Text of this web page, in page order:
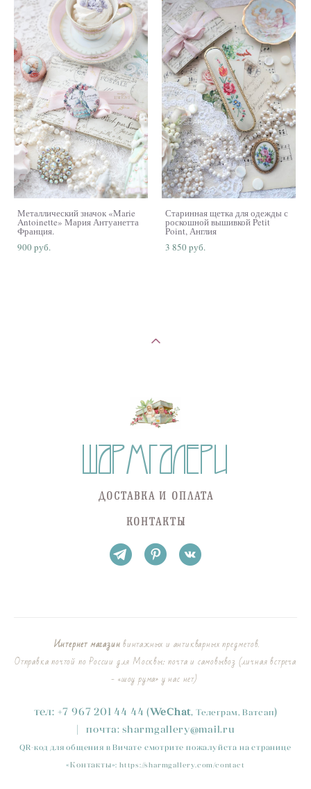
Металлический значок «Marie
Antoinette» Мария Антуанетта
Франция.
900 pуб.
Старинная щетка для одежды с
роскошной вышивкой Petit
Point, Англия
3 850 pуб.
ДОСТАВКА И ОПЛАТА
КОНТАКТЫ
Интернет магазинвинтажных и антикварных предметов.
Отправка почтой по России для Москвы: почта и самовывоз (личная встреча
- «шоу рума» у нас нет)
тел: +7 967 201 44 44 (WeChat, Телеграм, Ватсап)
|
почта:sharmgallery@mail.ru
QR-код для общения в Вичате смотрите пожалуйста на странице
«Контакты»: https://sharmgallery.com/contact